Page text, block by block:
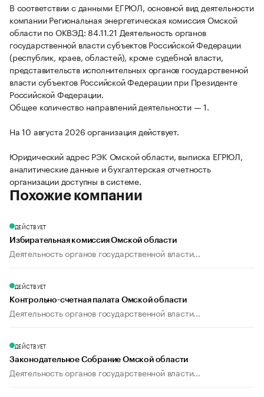
В соответствии с данными ЕГРЮЛ, основной вид деятельности
компании Региональная энергетическая комиссия Омской
области по ОКВЭД: 84.11.21 Деятельность органов
государственной власти субъектов Российской Федерации
(республик, краев, областей), кроме судебной власти,
представительств исполнительных органов государственной
власти субъектов Российской Федерации при Президенте
Российской Федерации.
Общее количество направлений деятельности — 1.
На 10 августа 2026 организация действует.
Юридический адрес РЭК Омской области, выписка ЕГРЮЛ,
аналитические данные и бухгалтерская отчетность
организации доступны в системе.
Похожие компании
ДЕЙСТВУЕТ
Избирательная комиссия Омской области
Деятельность органов государственной власти...
ДЕЙСТВУЕТ
Контрольно-счетная палата Омской области
Деятельность органов государственной власти...
ДЕЙСТВУЕТ
Законодательное Собрание Омской области
Деятельность органов государственной власти...